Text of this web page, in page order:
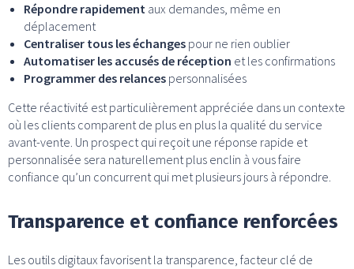
Répondre rapidement aux demandes, même en
déplacement
Centraliser tous les échanges pour ne rien oublier
Automatiser les accusés de réception et les confirmations
Programmer des relances personnalisées
Cette réactivité est particulièrement appréciée dans un contexte
où les clients comparent de plus en plus la qualité du service
avant-vente. Un prospect qui reçoit une réponse rapide et
personnalisée sera naturellement plus enclin à vous faire
confiance qu’un concurrent qui met plusieurs jours à répondre.
Transparence et confiance renforcées
Les outils digitaux favorisent la transparence, facteur clé de